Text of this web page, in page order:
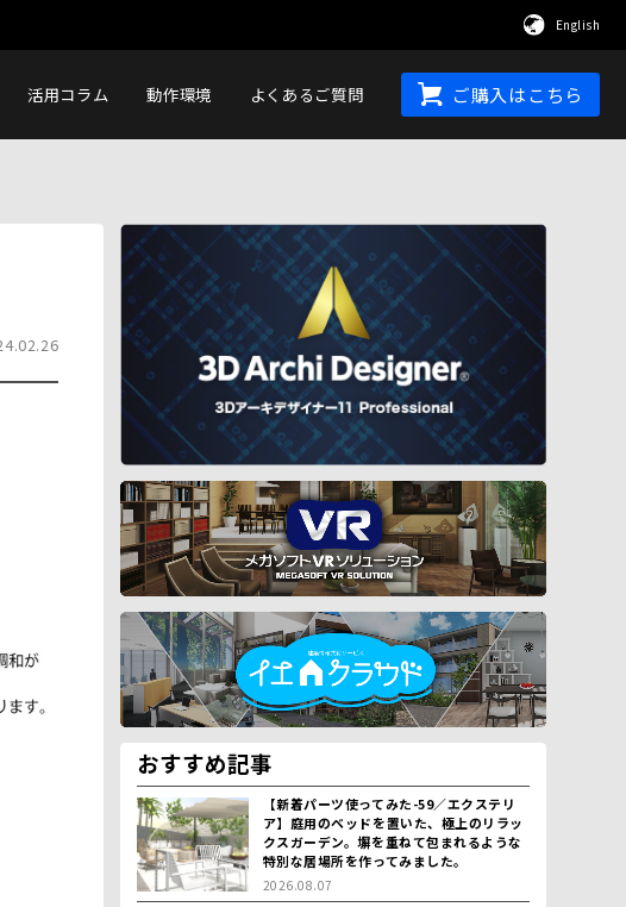
English
活用コラム 動作環境 よくあるご質問 ご購入はこちら
おすすめ記事
【新着パーツ使ってみた-59／エクステリ
ア】庭用のベッドを置いた、極上のリラッ
クスガーデン。塀を重ねて包まれるような
特別な居場所を作ってみました。
2026.08.07